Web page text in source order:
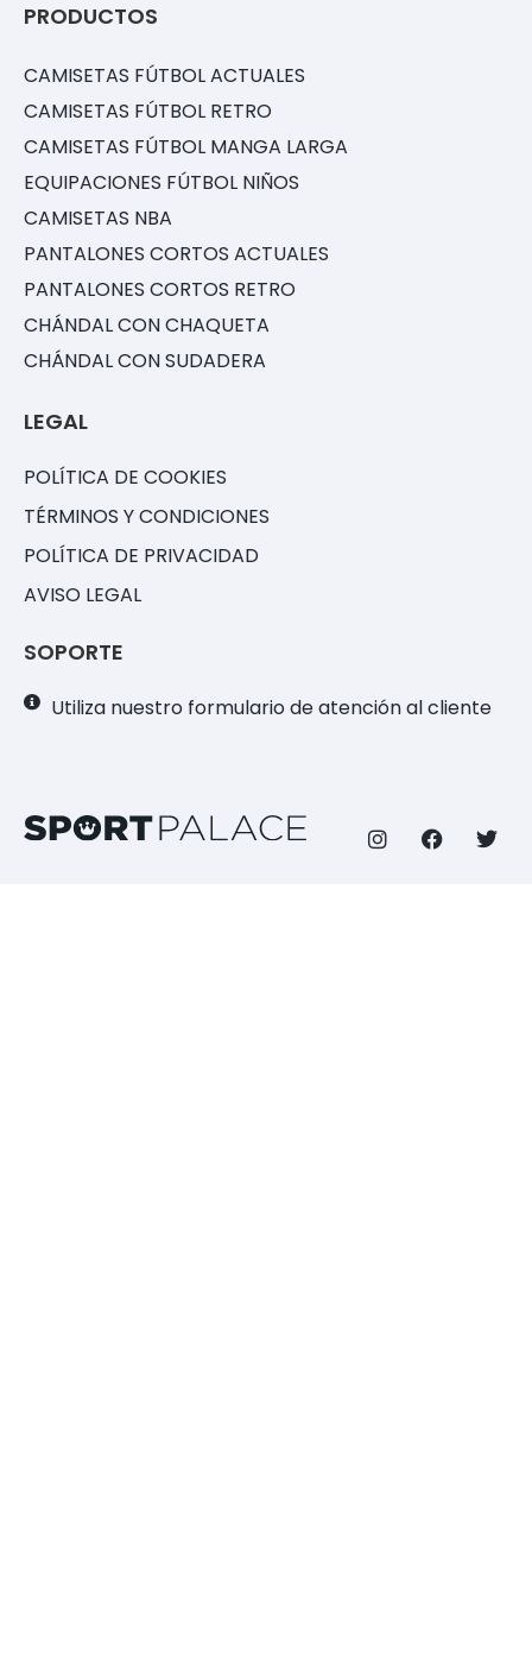
PRODUCTOS
CAMISETAS FÚTBOL ACTUALES
CAMISETAS FÚTBOL RETRO
CAMISETAS FÚTBOL MANGA LARGA
EQUIPACIONES FÚTBOL NIÑOS
CAMISETAS NBA
PANTALONES CORTOS ACTUALES
PANTALONES CORTOS RETRO
CHÁNDAL CON CHAQUETA
CHÁNDAL CON SUDADERA
LEGAL
POLÍTICA DE COOKIES
TÉRMINOS Y CONDICIONES
POLÍTICA DE PRIVACIDAD
AVISO LEGAL
SOPORTE
Utiliza nuestro formulario de atención al cliente